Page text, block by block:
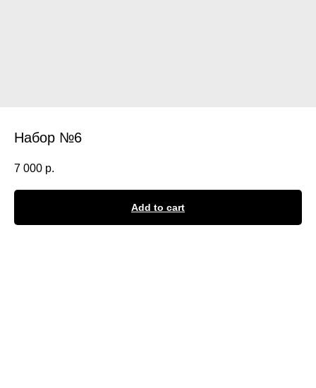
Набор №6
7 000 р.
Add to cart